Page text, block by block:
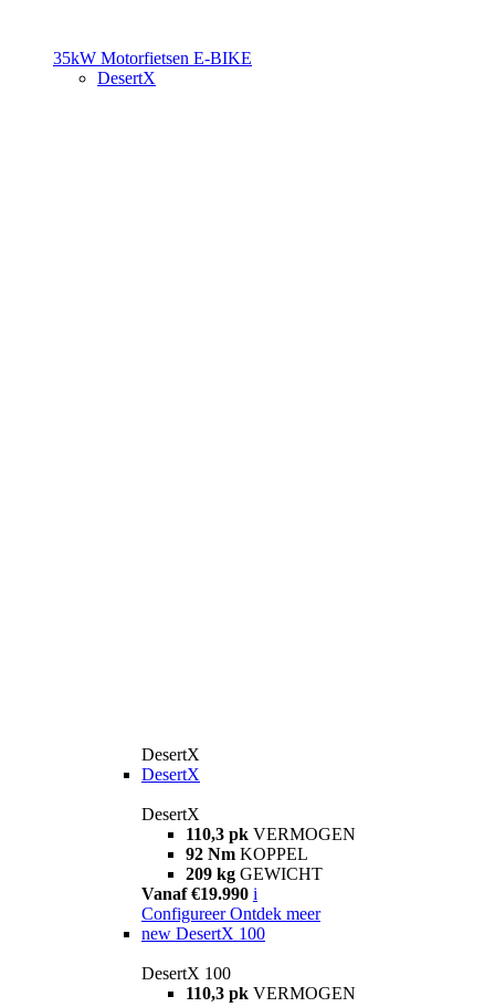
35kW Motorfietsen E-BIKE
DesertX
DesertX
DesertX
DesertX
110,3 pk VERMOGEN
92 Nm KOPPEL
209 kg GEWICHT
Vanaf €19.990 i
Configureer Ontdek meer
new DesertX 100
DesertX 100
110,3 pk VERMOGEN